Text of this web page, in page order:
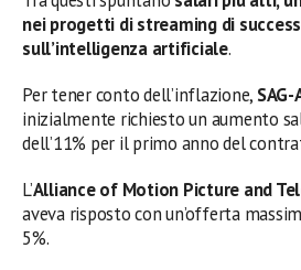
nei progetti di streaming di
sull’intelligenza artificiale.
Per tener conto dell’inflazione, SAG-
inizialmente richiesto un aumento
dell’11% per il primo anno del
L’Alliance of Motion Picture and
aveva risposto con un’offerta
5%.